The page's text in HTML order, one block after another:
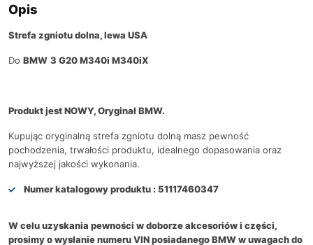
Opis
Strefa zgniotu dolna, lewa USA
Do BMW 3 G20 M340i M340iX
Produkt jest NOWY, Oryginał BMW.
Kupując oryginalną strefa zgniotu dolną masz pewność
pochodzenia, trwałości produktu, idealnego dopasowania oraz
najwyższej jakości wykonania.
Numer katalogowy produktu : 51117460347
W celu uzyskania pewności w doborze akcesoriów i części,
prosimy o wysłanie numeru VIN posiadanego BMW w uwagach do